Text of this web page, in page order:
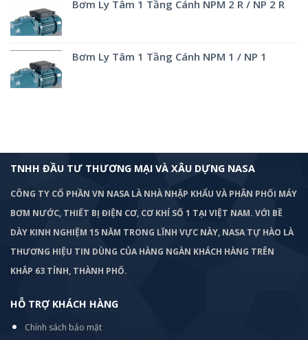
Bơm Ly Tâm 1 Tầng Cánh NPM 2 R / NP 2 R
Bơm Ly Tâm 1 Tầng Cánh NPM 1 / NP 1
TNHH ĐẦU TƯ THƯƠNG MẠI VÀ XÂU DỰNG NASA
CÔNG TY CỔ PHẦN VN NASA LÀ NHÀ NHẬP KHẨU VÀ PHÂN PHỐI MÁY
BƠM NƯỚC, THIẾT BỊ ĐIỆN CƠ, CƠ KHÍ SỐ 1 TẠI VIỆT NAM. VỚI BỀ
DÀY KINH NGHIỆM 15 NĂM TRONG LĨNH VỰC NÀY, NASA TỰ HÀO LÀ
THƯƠNG HIỆU TIN DÙNG CỦA HÀNG NGÀN KHÁCH HÀNG TRÊN
KHẮP 63 TỈNH, THÀNH PHỐ.
HỖ TRỢ KHÁCH HÀNG
Chính sách bảo mật